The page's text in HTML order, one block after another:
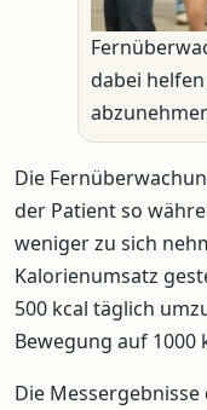
dabei
Die
der Patient so
weniger zu sich
Kalorienumsatz
500 kcal täglich
Bewegung auf 1000
Die